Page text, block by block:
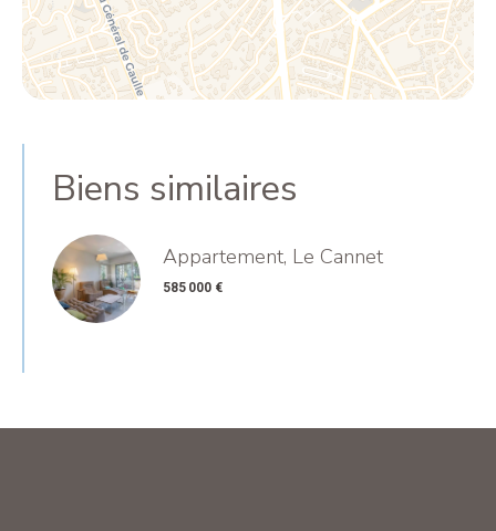
Biens similaires
Appartement, Le Cannet
585 000 €